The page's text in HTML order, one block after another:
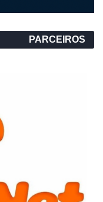
PARCEIROS